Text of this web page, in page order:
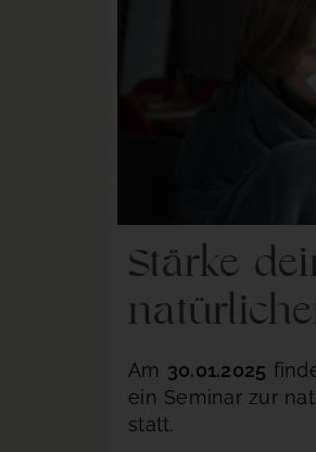
Stärke
Am 30.01.2025
ein Seminar zur
statt.